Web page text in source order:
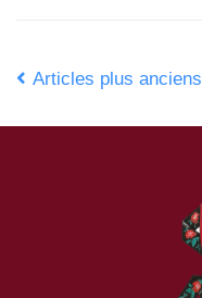
Articles plus anciens